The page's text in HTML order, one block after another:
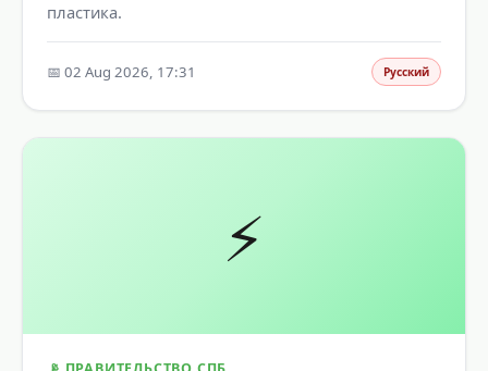
пластика.
📅 02 Aug 2026, 17:31 Русский
⚡